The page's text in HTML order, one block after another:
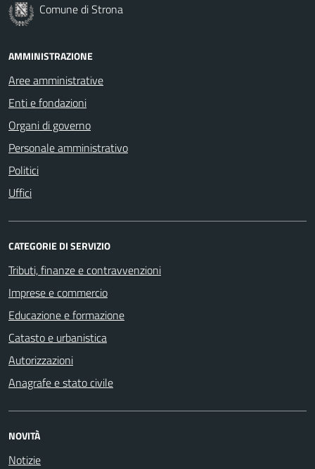
Comune di Strona
AMMINISTRAZIONE
Aree amministrative
Enti e fondazioni
Organi di governo
Personale amministrativo
Politici
Uffici
CATEGORIE DI SERVIZIO
Tributi, finanze e contravvenzioni
Imprese e commercio
Educazione e formazione
Catasto e urbanistica
Autorizzazioni
Anagrafe e stato civile
NOVITÀ
Notizie